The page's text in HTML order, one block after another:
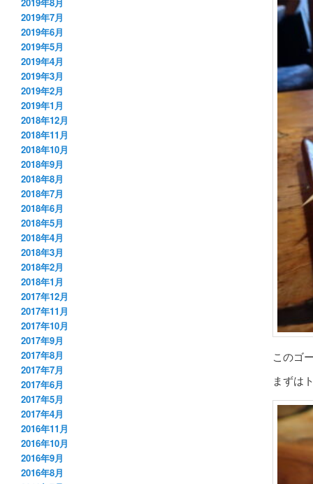
このゴ
まずは
2019年8月
2019年7月
2019年6月
2019年5月
2019年4月
2019年3月
2019年2月
2019年1月
2018年12月
2018年11月
2018年10月
2018年9月
2018年8月
2018年7月
2018年6月
2018年5月
2018年4月
2018年3月
2018年2月
2018年1月
2017年12月
2017年11月
2017年10月
2017年9月
2017年8月
2017年7月
2017年6月
2017年5月
2017年4月
2016年11月
2016年10月
2016年9月
2016年8月